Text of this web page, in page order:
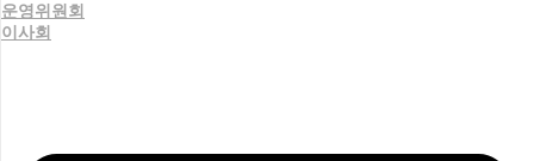
운영위원회
이사회